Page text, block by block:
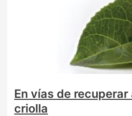
En vías de
criolla